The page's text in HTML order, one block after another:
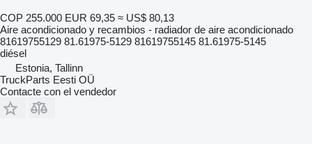
COP 255.000 EUR 69,35 ≈ US$ 80,13
Aire acondicionado y recambios - radiador de aire acondicionado
81619755129 81.61975-5129 81619755145 81.61975-5145
diésel
Estonia, Tallinn
TruckParts Eesti OÜ
Contacte con el vendedor